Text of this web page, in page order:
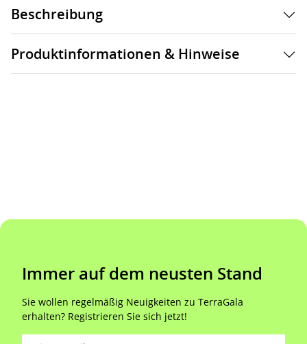
Beschreibung
Produktinformationen & Hinweise
Immer auf dem neusten Stand
Sie wollen regelmäßig Neuigkeiten zu TerraGala
erhalten? Registrieren Sie sich jetzt!